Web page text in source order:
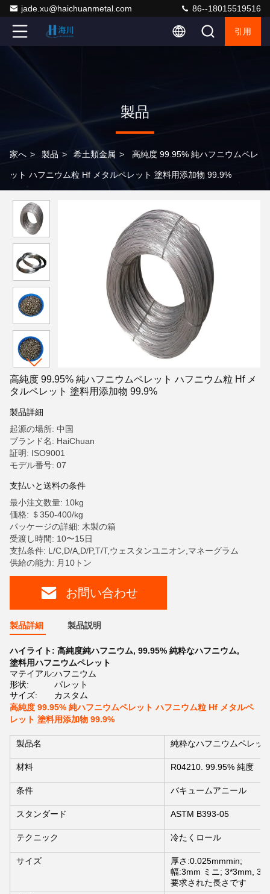
jade.xu@haichuanmetal.com 86--18015519516
引用
製品
家へ > 製品 > 希土類金属 > 高純度 99.95% 純ハフニウムペレ
ット ハフニウム粒 Hf メタルペレット 塗料用添加物 99.9%
高純度 99.95% 純ハフニウムペレット ハフニウム粒 Hf メ
タルペレット 塗料用添加物 99.9%
製品詳細
起源の場所: 中国
ブランド名: HaiChuan
証明: ISO9001
モデル番号: 07
支払いと送料の条件
最小注文数量: 10kg
価格: ＄350-400/kg
パッケージの詳細: 木製の箱
受渡し時間: 10〜15日
支払条件: L/C,D/A,D/P,T/T,ウェスタンユニオン,マネーグラム
供給の能力: 月10トン
お問い合わせ
製品詳細 製品説明
ハイライト: 高純度純ハフニウム, 99.95% 純粋なハフニウム,
塗料用ハフニウムペレット
マテイアル:ハフニウム
形状:
パレット
サイズ:
カスタム
高純度 99.95% 純ハフニウムペレット ハフニウム粒 Hf メタルペ
レット 塗料用添加物 99.9%
製品名 純粋なハフニウムペレッ
材料 R04210. 99.95% 純度
条件 バキュームアニール
スタンダード ASTM B393-05
テクニック 冷たくロール
サイズ
厚さ:0.025mmmin;
幅:3mm ミニ; 3*3mm,
要求された長さです